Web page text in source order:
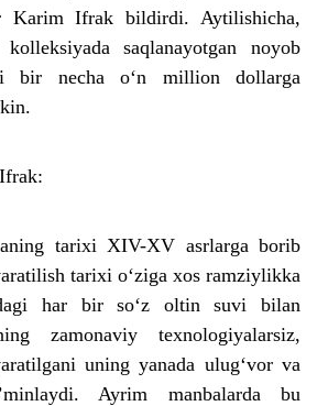
Karim Ifrak bildirdi. Aytilishicha,
saqlanayotgan noyob
bir necha o‘n million dollarga
tarixi XIV-XV asrlarga borib
tarixi o‘ziga xos ramziylikka
har bir so‘z oltin suvi bilan
zamonaviy texnologiyalarsiz,
uning yanada ulug‘vor va
Ayrim manbalarda bu